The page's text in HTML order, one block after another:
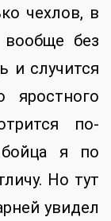
чехлов, в
вообще без
и случится
яростного
по-
я по
Но тут
увидел